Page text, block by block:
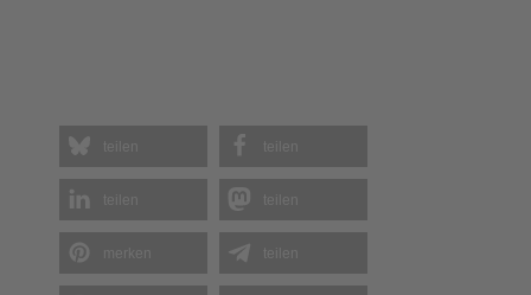
teilen teilen
teilen teilen
teilen